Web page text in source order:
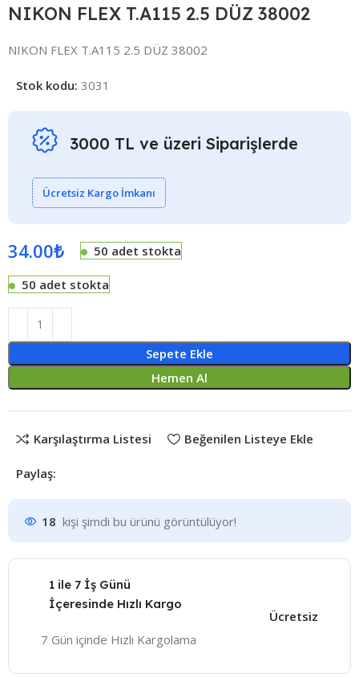
NIKON FLEX T.A115 2.5 DÜZ 38002
NIKON FLEX T.A115 2.5 DÜZ 38002
Stok kodu:3031
3000 TL ve üzeri Siparişlerde
Ücretsiz Kargo İmkanı
34.00₺ 50 adet stokta
50 adet stokta
Sepete Ekle
Hemen Al
Karşılaştırma Listesi Beğenilen Listeye Ekle
Paylaş:
18 kişi şimdi bu ürünü görüntülüyor!
1 ile 7 İş Günü
İçeresinde Hızlı Kargo
7 Gün içinde Hızlı Kargolama
Ücretsiz